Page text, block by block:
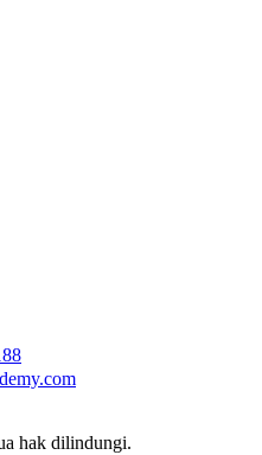
hak dilindungi.